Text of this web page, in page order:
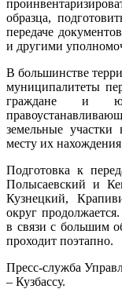
образца,
передаче
и другими
В большинстве
муниципалитеты
граждане и
земельные участки
месту их
Подготовка к
Полысаевский и
Кузнецкий,
округ
в связи с большим
проходит поэтапно.
Пресс-служба
– Кузбассу.